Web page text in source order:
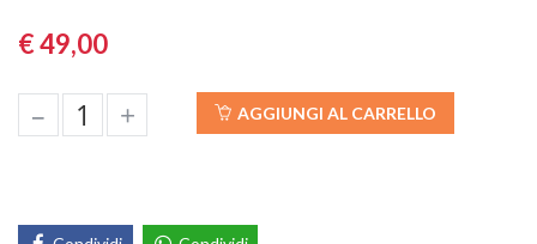
€ 49,00
– + AGGIUNGI AL CARRELLO